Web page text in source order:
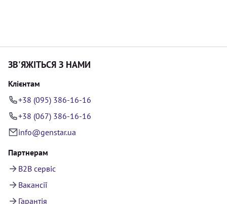
ЗВ'ЯЖІТЬСЯ З НАМИ
Клієнтам
+38 (095) 386-16-16
+38 (067) 386-16-16
info@genstar.ua
Партнерам
B2B сервіс
Вакансії
Гарантія